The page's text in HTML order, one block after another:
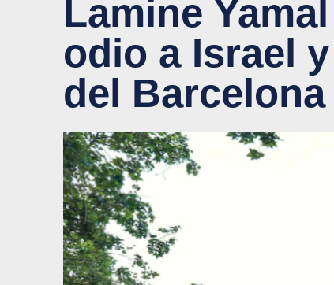
Lamine
odio a Israel
del Barcelona